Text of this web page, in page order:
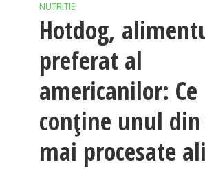
NUTRITIE
Hotdog,
preferat al
americanilor: Ce
conține unul din
mai procesate